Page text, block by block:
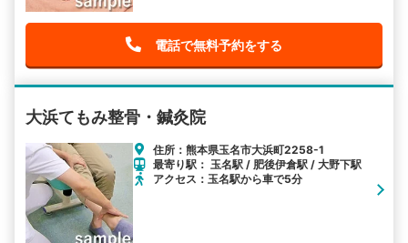
電話で無料予約をする
大浜てもみ整骨・鍼灸院
住所：熊本県玉名市大浜町2258-1
最寄り駅： 玉名駅 / 肥後伊倉駅 / 大野下駅
アクセス：玉名駅から車で5分